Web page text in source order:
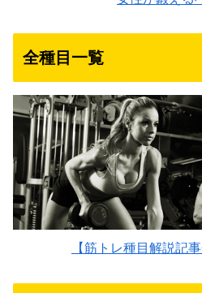
全種目一覧
【筋トレ種目解説記